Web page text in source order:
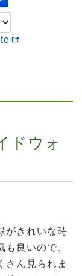
ドウォ
がきれいな時
良いので、
さん見られま